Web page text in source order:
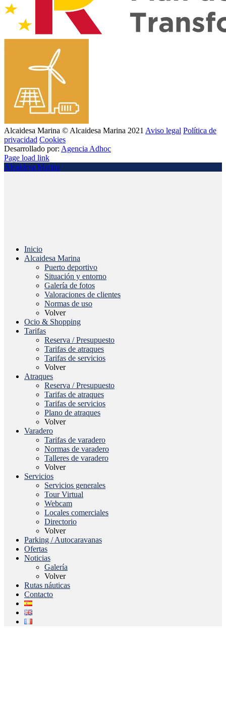
Alcaidesa Marina © Alcaidesa Marina 2021 Aviso legal Política de
privacidad Cookies
Desarrollado por: Agencia Adhoc
Page load link
Alcaidesa Marina
Inicio
Alcaidesa Marina
Puerto deportivo
Situación y entorno
Galería de fotos
Valoraciones de clientes
Normas de uso
Volver
Ocio & Shopping
Tarifas
Reserva / Presupuesto
Tarifas de atraques
Tarifas de servicios
Volver
Atraques
Reserva / Presupuesto
Tarifas de atraques
Tarifas de servicios
Plano de atraques
Volver
Varadero
Tarifas de varadero
Normas de varadero
Talleres de varadero
Volver
Servicios
Servicios generales
Tour Virtual
Webcam
Locales comerciales
Directorio
Volver
Parking / Autocaravanas
Ofertas
Noticias
Galería
Volver
Rutas náuticas
Contacto